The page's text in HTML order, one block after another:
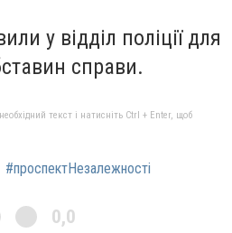
у відділ поліції для
справи.
текст і натисніть Ctrl + Enter, щоб
#проспектНезалежності
0,0